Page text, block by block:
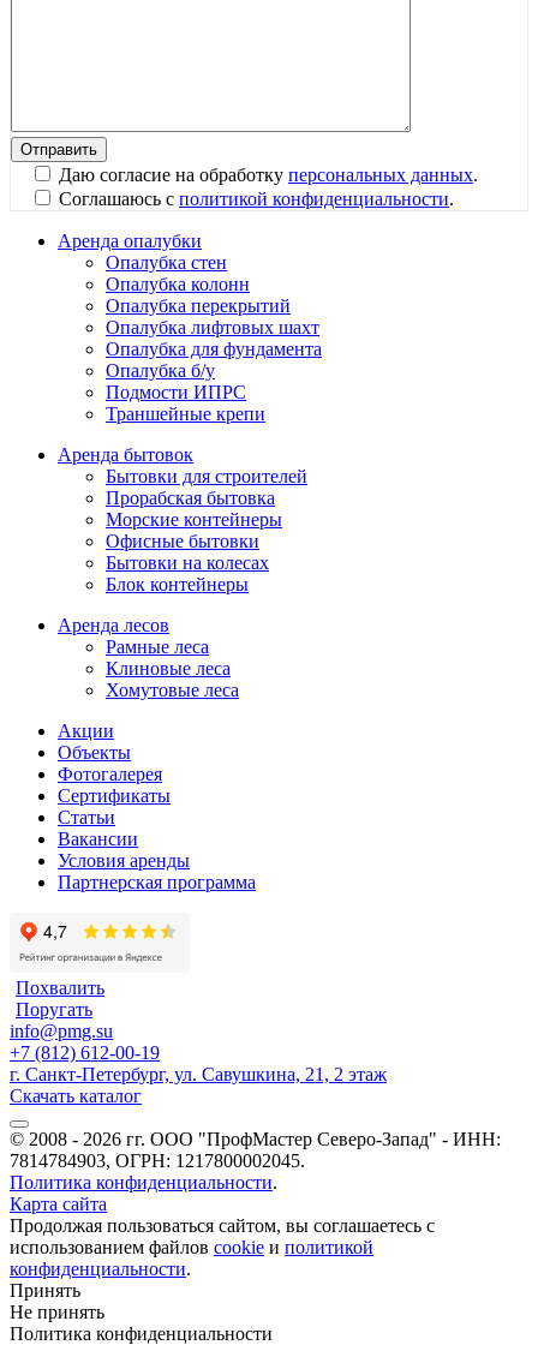
Даю согласие на обработку персональных данных.
Соглашаюсь с политикой конфиденциальности.
Аренда опалубки
Опалубка стен
Опалубка колонн
Опалубка перекрытий
Опалубка лифтовых шахт
Опалубка для фундамента
Опалубка б/у
Подмости ИПРС
Траншейные крепи
Аренда бытовок
Бытовки для строителей
Прорабская бытовка
Морские контейнеры
Офисные бытовки
Бытовки на колесах
Блок контейнеры
Аренда лесов
Рамные леса
Клиновые леса
Хомутовые леса
Акции
Объекты
Фотогалерея
Сертификаты
Статьи
Вакансии
Условия аренды
Партнерская программа
Похвалить
Поругать
info@pmg.su
+7 (812) 612-00-19
г. Санкт-Петербург, ул. Савушкина, 21, 2 этаж
Скачать каталог
© 2008 - 2026 гг. ООО "ПрофМастер Северо-Запад" - ИНН:
7814784903, ОГРН: 1217800002045.
Политика конфиденциальности.
Карта сайта
Продолжая пользоваться сайтом, вы соглашаетесь с
использованием файлов cookie и политикой
конфиденциальности.
Принять
Не принять
Политика конфиденциальности